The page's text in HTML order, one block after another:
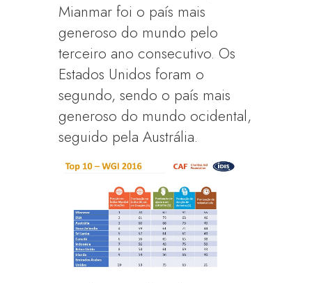
Mianmar foi o país mais
generoso do mundo pelo
terceiro ano consecutivo. Os
Estados Unidos foram o
segundo, sendo o país mais
generoso do mundo ocidental,
seguido pela Austrália.